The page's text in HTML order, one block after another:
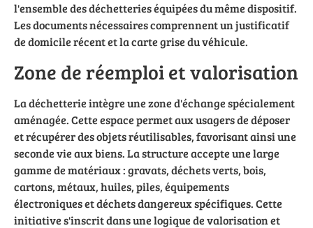
l'ensemble des déchetteries équipées du même dispositif.
Les documents nécessaires comprennent un justificatif
de domicile récent et la carte grise du véhicule.
Zone de réemploi et valorisation
La déchetterie intègre une zone d'échange spécialement
aménagée. Cette espace permet aux usagers de déposer
et récupérer des objets réutilisables, favorisant ainsi une
seconde vie aux biens. La structure accepte une large
gamme de matériaux : gravats, déchets verts, bois,
cartons, métaux, huiles, piles, équipements
électroniques et déchets dangereux spécifiques. Cette
initiative s'inscrit dans une logique de valorisation et